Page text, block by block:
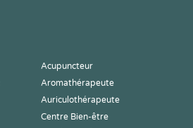
Acupuncteur
Aromathérapeute
Auriculothérapeute
Centre Bien-être